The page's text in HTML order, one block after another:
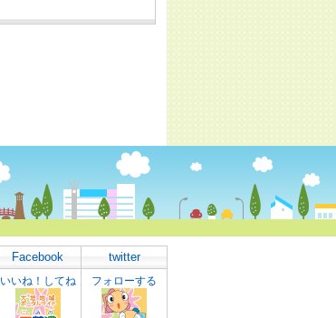
Facebook
いいね！してね
twitter
フォローする